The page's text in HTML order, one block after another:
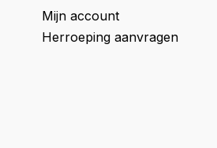
Mijn account
Herroeping aanvragen